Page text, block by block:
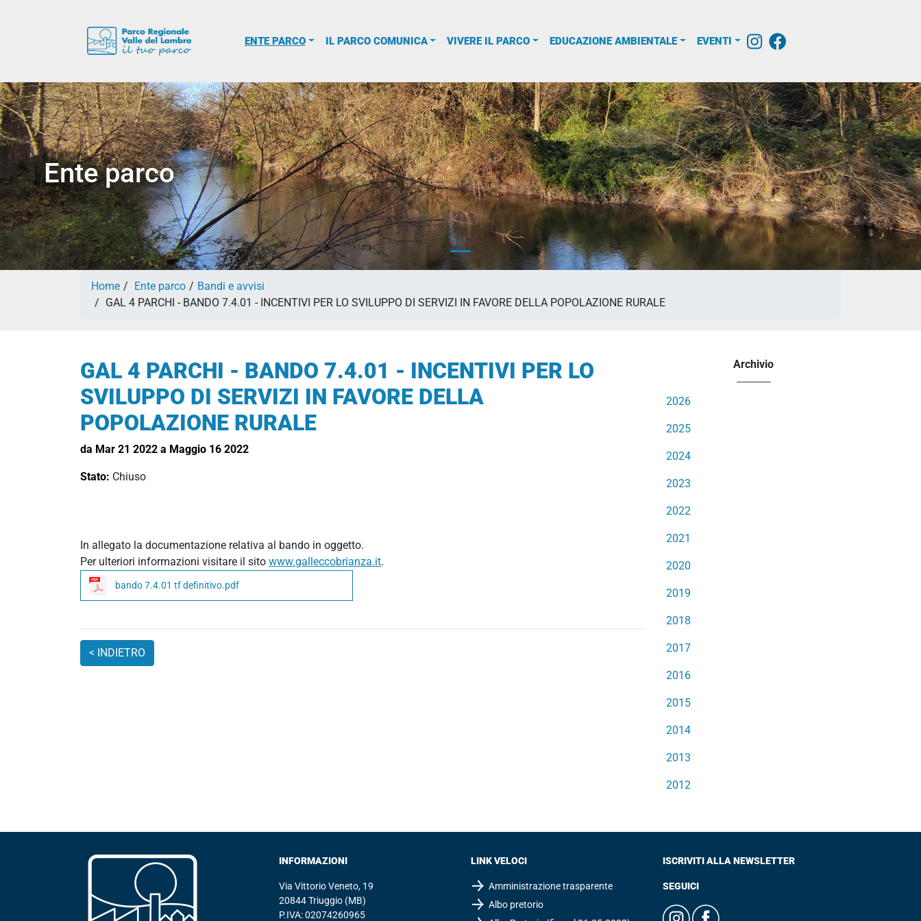
ENTE PARCO IL PARCO COMUNICA VIVERE IL PARCO EDUCAZIONE AMBIENTALE EVENTI
Ente parco
Home Ente parco
Bandi e avvisi
GAL 4 PARCHI - BANDO 7.4.01 - INCENTIVI PER LO SVILUPPO DI SERVIZI IN FAVORE DELLA POPOLAZIONE RURALE
GAL 4 PARCHI - BANDO 7.4.01 - INCENTIVI PER LO
SVILUPPO DI SERVIZI IN FAVORE DELLA
POPOLAZIONE RURALE
da Mar 21 2022 a Maggio 16 2022
Stato: Chiuso
In allegato la documentazione relativa al bando in oggetto.
Per ulteriori informazioni visitare il sito www.galleccobrianza.it.
bando 7.4.01 tf definitivo.pdf
Archivio
2026
2025
2024
2023
2022
2021
2020
2019
2018
2017
2016
2015
2014
2013
2012
INFORMAZIONI
Via Vittorio Veneto, 19
20844 Triuggio (MB)
P.IVA: 02074260965
LINK VELOCI
Amministrazione trasparente
Albo pretorio
ISCRIVITI ALLA NEWSLETTER
SEGUICI